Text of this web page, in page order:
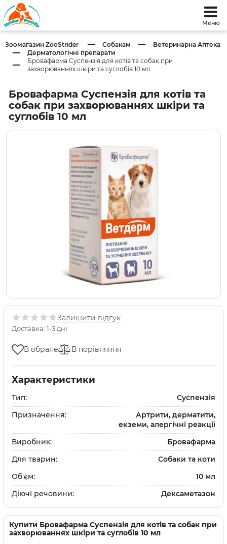
Меню
Зоомагазин ZooStrider Собакам
Ветеринарна Аптека
Дерматологічні препарати
Бровафарма Суспензія для котів та собак при
захворюваннях шкіри та суглобів 10 мл
Бровафарма Суспензія для котів та
собак при захворюваннях шкіри та
суглобів 10 мл
Залишити відгук
Доставка: 1-3 дні
В обране В порівняння
Характеристики
Тип:
Суспензія
Призначення:
Артрити, дерматити,
екземи, алергічні реакції
Виробник:
Бровафарма
Для тварин:
Собаки та коти
Об'єм:
10 мл
Діючі речовини:
Дексаметазон
Купити Бровафарма Суспензія для котів та собак при
захворюваннях шкіри та суглобів 10 мл